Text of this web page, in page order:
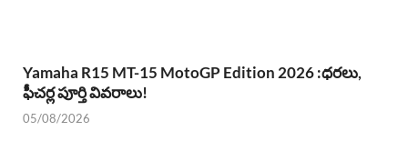
Yamaha R15 MT-15 MotoGP Edition 2026 :ధరలు,
ఫీచర్ల పూర్తి వివరాలు!
05/08/2026